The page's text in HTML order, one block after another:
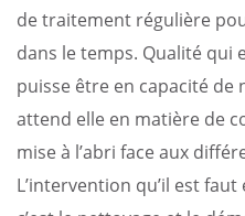
de traitement régulière
dans le temps. Qualité qui
puisse être en capacité de
attend elle en matière de
mise à l’abri face aux
L’intervention qu’il est